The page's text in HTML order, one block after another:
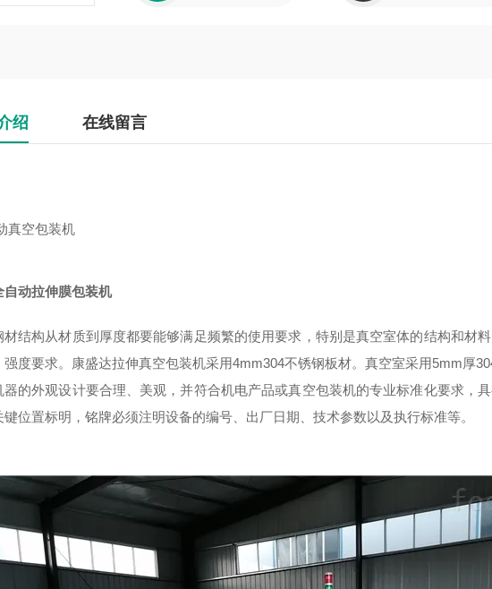
绍 在线留言
真空包装机
自动拉伸膜包装机
材结构从材质到厚度都要能够满足频繁的使用要求，特别是真空室体的结构和材
强度要求。康盛达拉伸真空包装机采用4mm304不锈钢板材。真空室采用5mm厚
器的外观设计要合理、美观，并符合机电产品或真空包装机的专业标准化要求，
键位置标明，铭牌必须注明设备的编号、出厂日期、技术参数以及执行标准等。